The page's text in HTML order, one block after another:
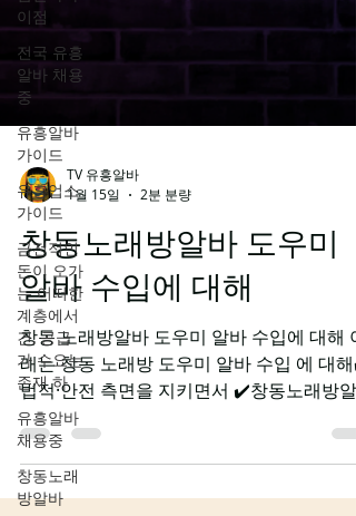
이점
전국 유흥
알바 채용
중
유흥알바
가이드
유흥업소
가이드
금전적인
돈이 오가
는 어떠한
계층에서
건, 공급
가 수요는
존재 하
유흥알바
채용중
창동노래
방알바
TV 유흥알바
1월 15일
2분 분량
창동노래방알바 도우미
알바 수입에 대해
창동 노래방알바 도우미 알바 수입에 대해 아
래는 창동 노래방 도우미 알바 수입 에 대해
법적·안전 측면을 지키면서 ✔️창동노래방알